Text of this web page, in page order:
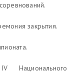
закрытия.
Национального